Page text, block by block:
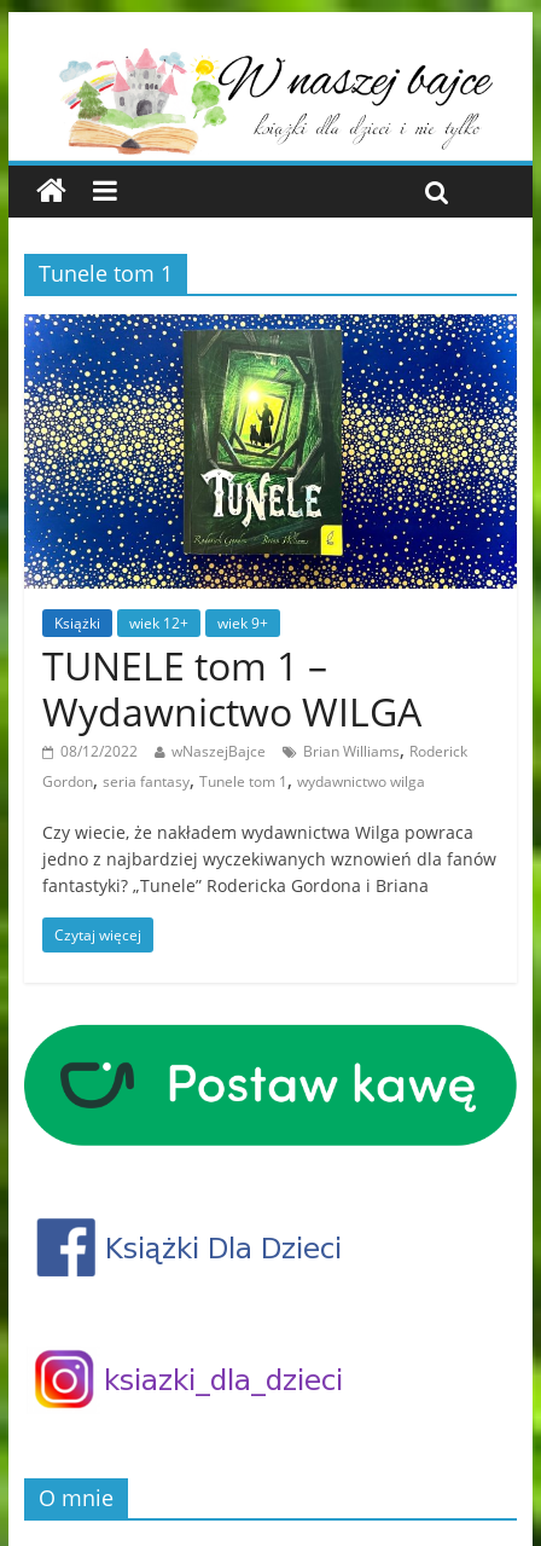
Tunele tom 1
Książki wiek 12+ wiek 9+
TUNELE tom 1 –
Wydawnictwo WILGA
08/12/2022 wNaszejBajce Brian Williams, Roderick
Gordon, seria fantasy, Tunele tom 1 , wydawnictwo wilga
Czy wiecie, że nakładem wydawnictwa Wilga powraca
jedno z najbardziej wyczekiwanych wznowień dla fanów
fantastyki? „Tunele” Rodericka Gordona i Briana
Czytaj więcej
O mnie